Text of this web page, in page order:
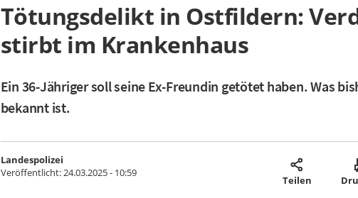
Tötungsdelikt in Ostfildern:
stirbt im Krankenhaus
Ein 36-Jähriger soll seine Ex-Freundin getötet haben. Was
bekannt ist.
Landespolizei
Veröffentlicht:24.03.2025 - 10:59
Teilen